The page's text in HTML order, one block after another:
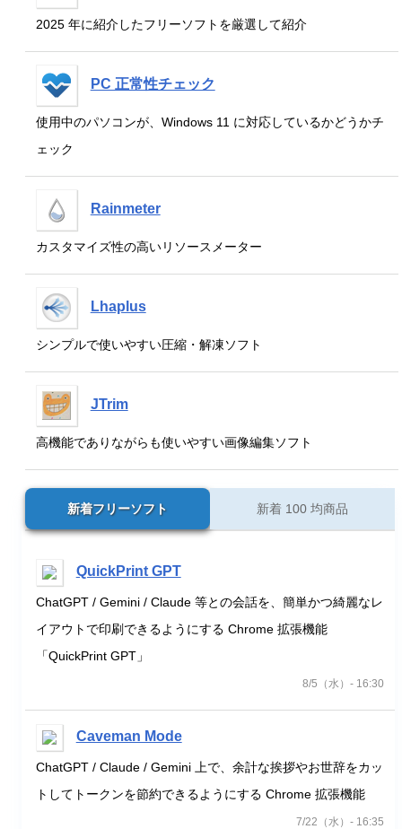
2025 年に紹介したフリーソフトを厳選して紹介
PC 正常性チェック
使用中のパソコンが、Windows 11 に対応しているかどうかチ
ェック
Rainmeter
カスタマイズ性の高いリソースメーター
Lhaplus
シンプルで使いやすい圧縮・解凍ソフト
JTrim
高機能でありながらも使いやすい画像編集ソフト
新着フリーソフト 新着 100 均商品
QuickPrint GPT
ChatGPT / Gemini / Claude 等との会話を、簡単かつ綺麗なレ
イアウトで印刷できるようにする Chrome 拡張機能
「QuickPrint GPT」
8/5（水）- 16:30
Caveman Mode
ChatGPT / Claude / Gemini 上で、余計な挨拶やお世辞をカッ
トしてトークンを節約できるようにする Chrome 拡張機能
7/22（水）- 16:35